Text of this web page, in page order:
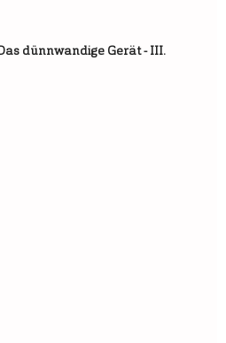
dünnwandige Gerät - III.